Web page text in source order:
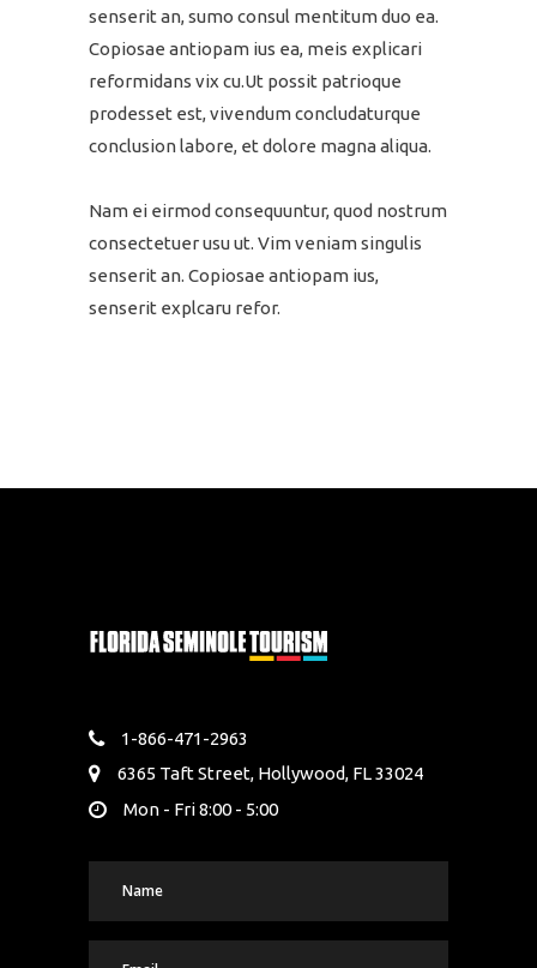
senserit an, sumo consul mentitum duo ea.
Copiosae antiopam ius ea, meis explicari
reformidans vix cu.Ut possit patrioque
prodesset est, vivendum concludaturque
conclusion labore, et dolore magna aliqua.
Nam ei eirmod consequuntur, quod nostrum
consectetuer usu ut. Vim veniam singulis
senserit an. Copiosae antiopam ius,
senserit explcaru refor.
1-866-471-2963
6365 Taft Street, Hollywood, FL 33024
Mon - Fri 8:00 - 5:00